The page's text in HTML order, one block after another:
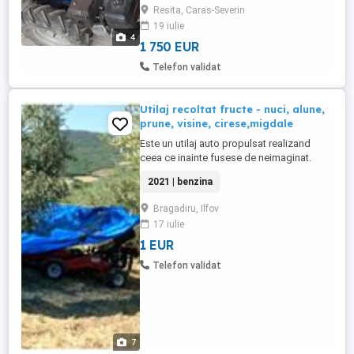
4
Resita, Caras-Severin
19 iulie
1 750 EUR
Telefon validat
7
Utilaj recoltat fructe - nuci, alune,
prune, visine, cirese,migdale
Este un utilaj auto propulsat realizand
ceea ce inainte fusese de neimaginat.
simplu prin actionarea unei parghii: inainte
- inapoi - contra-rotatie - inclinare laterala -
inclinare fata - ridicare - deschidere trapa -
descarcare produs. Prevazut cu un sistem
...
2021 | benzina
Bragadiru, Ilfov
17 iulie
1 EUR
Telefon validat